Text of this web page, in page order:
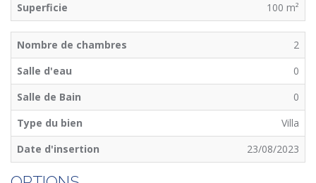
Superficie
100 m²
Nombre de chambres
2
Salle d'eau
0
Salle de Bain
0
Type du bien
Villa
Date d'insertion
23/08/2023